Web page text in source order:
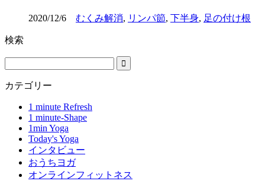
2020/12/6 むくみ解消, リンパ節, 下半身, 足の付け根
検索
カテゴリー
1 minute Refresh
1 minute-Shape
1min Yoga
Today's Yoga
インタビュー
おうちヨガ
オンラインフィットネス